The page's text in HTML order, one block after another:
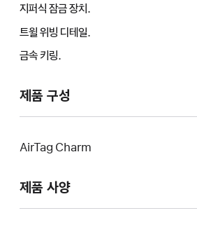
지퍼식 잠금 장치.
트윌 위빙 디테일.
금속 키링.
제품 구성
AirTag Charm
제품 사양